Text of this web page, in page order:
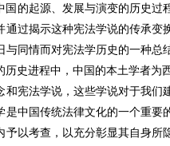
的起源、发展与演变的历史过
过揭示这种宪法学说的传承变
同情而对宪法学历史的一种总
史进程中，中国的本土学者为
宪法学说，这些学说对于我们
中国传统法律文化的一个重要
以考查，以充分彰显其自身所